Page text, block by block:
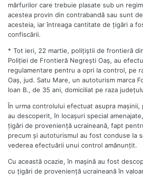
mărfurilor care trebuie plasate sub un
acestea provin din contrabandă sau sunt
acesteia, iar întreaga cantitate de ţigări a
confiscării.
* Tot ieri, 22 martie, poliţiştii de frontieră
Poliţiei de Frontieră Negreşti Oaş, au
regulamentare pentru a opri la control, pe
Oaş, jud. Satu Mare, un autoturism marca
Ioan B., de 35 ani, domiciliat pe raza
În urma controlului efectuat asupra
au descoperit, în locaşuri special
ţigări de provenienţă ucraineană, fapt
precum şi autoturismul au fost conduse la
vederea efectuării unui control amănunţit.
Cu această ocazie, în maşină au fost
cu ţigări de provenienţă ucraineană în